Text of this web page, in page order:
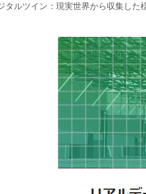
タルツイン：現実世界から収集した